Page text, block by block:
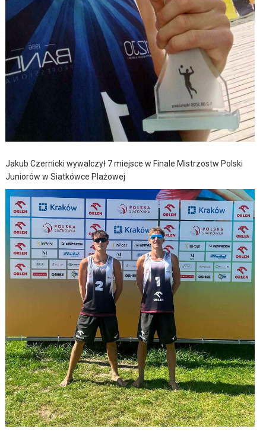
Jakub Czernicki wywalczył 7 miejsce w Finale Mistrzostw Polski
Juniorów w Siatkówce Plażowej